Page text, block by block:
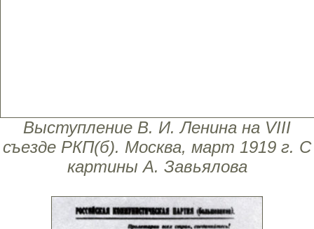
Выступление В. И. Ленина на VIII
съезде РКП(б). Москва, март 1919 г. С
картины А. Завьялова